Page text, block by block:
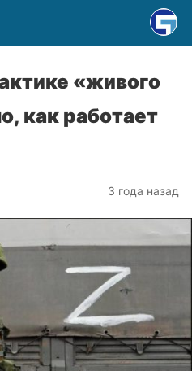
«живого
как работает
3 года назад